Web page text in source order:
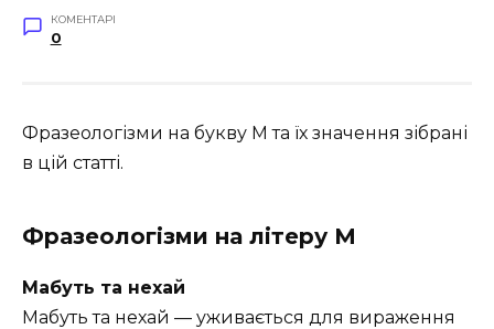
КОМЕНТАРІ
0
Фразеологізми на букву М та їх значення зібрані
в цій статті.
Фразеологізми на літеру М
Мабуть та нехай
Мабуть та нехай — уживається для вираження